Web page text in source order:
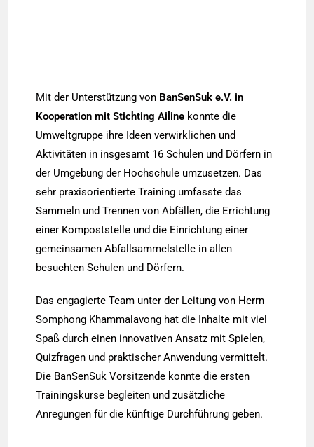
Mit der Unterstützung von BanSenSuk e.V. in
Kooperation mit Stichting Ailine konnte die
Umweltgruppe ihre Ideen verwirklichen und
Aktivitäten in insgesamt 16 Schulen und Dörfern in
der Umgebung der Hochschule umzusetzen. Das
sehr praxisorientierte Training umfasste das
Sammeln und Trennen von Abfällen, die Errichtung
einer Kompoststelle und die Einrichtung einer
gemeinsamen Abfallsammelstelle in allen
besuchten Schulen und Dörfern.
Das engagierte Team unter der Leitung von Herrn
Somphong Khammalavong hat die Inhalte mit viel
Spaß durch einen innovativen Ansatz mit Spielen,
Quizfragen und praktischer Anwendung vermittelt.
Die BanSenSuk Vorsitzende konnte die ersten
Trainingskurse begleiten und zusätzliche
Anregungen für die künftige Durchführung geben.